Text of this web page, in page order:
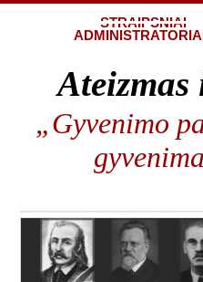
STRAIPSNIAI
ADMINISTRATORIAI
„Gyvenimo